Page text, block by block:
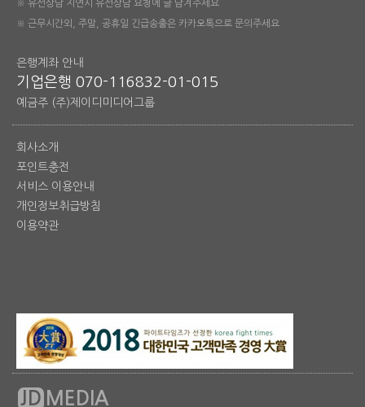
※ 유선상담 지연시 유선상담 요청에 글 남겨주세요
※ 근무시간외, 주말, 공휴일 긴급송출은 카카오톡으로 문의주세요
은행계좌 안내
기업은행 070-116832-01-015
예금주 (주)제이디미디어그룹
회사소개
포인트충전
서비스 이용안내
개인정보취급방침
이용약관
JD MEDIA